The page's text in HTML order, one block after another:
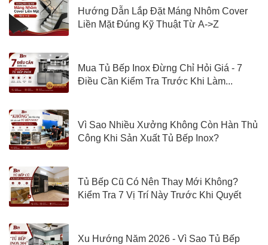
Hướng Dẫn Lắp Đặt Máng Nhôm Cover
Liền Mặt Đúng Kỹ Thuật Từ A->Z
Mua Tủ Bếp Inox Đừng Chỉ Hỏi Giá - 7
Điều Cần Kiểm Tra Trước Khi Làm...
Vì Sao Nhiều Xưởng Không Còn Hàn Thủ
Công Khi Sản Xuất Tủ Bếp Inox?
Tủ Bếp Cũ Có Nên Thay Mới Không?
Kiểm Tra 7 Vị Trí Này Trước Khi Quyết
Xu Hướng Năm 2026 - Vì Sao Tủ Bếp